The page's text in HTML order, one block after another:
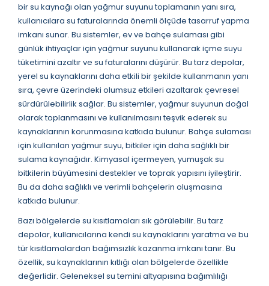
bir su kaynağı olan yağmur suyunu toplamanın yanı sıra,
kullanıcılara su faturalarında önemli ölçüde tasarruf yapma
imkanı sunar. Bu sistemler, ev ve bahçe sulaması gibi
günlük ihtiyaçlar için yağmur suyunu kullanarak içme suyu
tüketimini azaltır ve su faturalarını düşürür. Bu tarz depolar,
yerel su kaynaklarını daha etkili bir şekilde kullanmanın yanı
sıra, çevre üzerindeki olumsuz etkileri azaltarak çevresel
sürdürülebilirlik sağlar. Bu sistemler, yağmur suyunun doğal
olarak toplanmasını ve kullanılmasını teşvik ederek su
kaynaklarının korunmasına katkıda bulunur. Bahçe sulaması
için kullanılan yağmur suyu, bitkiler için daha sağlıklı bir
sulama kaynağıdır. Kimyasal içermeyen, yumuşak su
bitkilerin büyümesini destekler ve toprak yapısını iyileştirir.
Bu da daha sağlıklı ve verimli bahçelerin oluşmasına
katkıda bulunur.
Bazı bölgelerde su kısıtlamaları sık görülebilir. Bu tarz
depolar, kullanıcılarına kendi su kaynaklarını yaratma ve bu
tür kısıtlamalardan bağımsızlık kazanma imkanı tanır. Bu
özellik, su kaynaklarının kıtlığı olan bölgelerde özellikle
değerlidir. Geleneksel su temini altyapısına bağımlılığı